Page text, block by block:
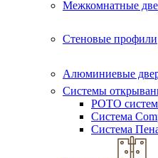
Межкомнатные
Стеновые профили
Алюминиевые
Системы
РОТО
Система
Система